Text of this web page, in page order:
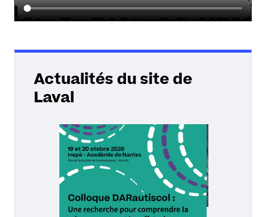
Actualités du site de
Laval